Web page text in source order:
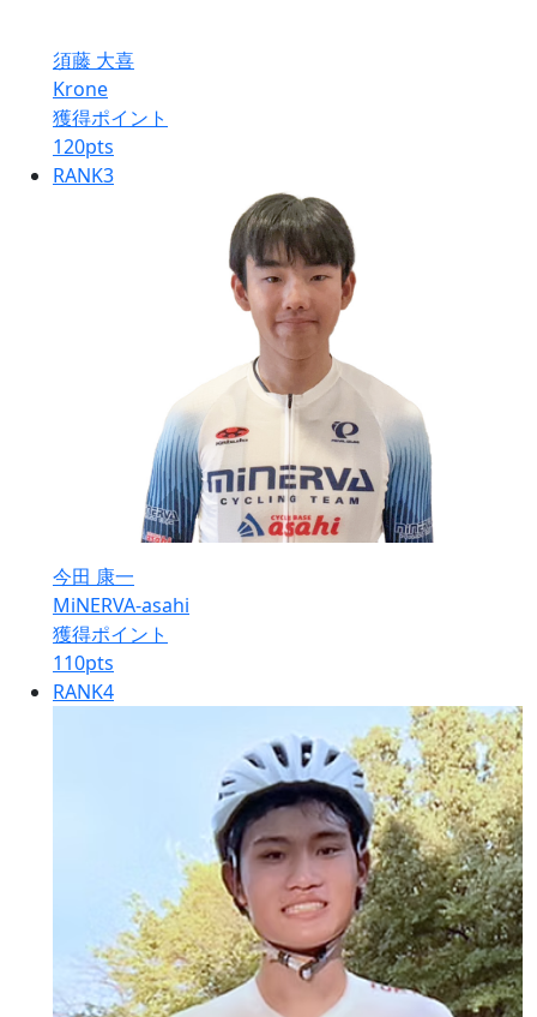
須藤 大喜
Krone
獲得ポイント
120pts
RANK3
今田 康一
MiNERVA-asahi
獲得ポイント
110pts
RANK4